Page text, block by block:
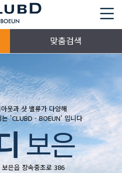
맞춤검색
웃과 샷 밸류가 다양해
는 'CLUBD - BOEUN' 입니다
보은
은읍 장속중초로 386